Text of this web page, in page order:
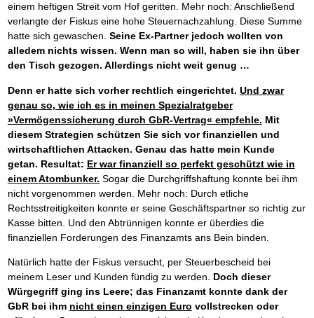
einem heftigen Streit vom Hof geritten. Mehr noch: Anschließend
verlangte der Fiskus eine hohe Steuernachzahlung. Diese Summe
hatte sich gewaschen. Seine Ex-Partner jedoch wollten von
alledem nichts wissen. Wenn man so will, haben sie ihn über
den Tisch gezogen. Allerdings nicht weit genug …
Denn er hatte sich vorher rechtlich eingerichtet. Und zwar
genau so, wie ich es in meinen Spezialratgeber
»Vermögenssicherung durch GbR-Vertrag« empfehle. Mit
diesem Strategien schützen Sie sich vor finanziellen und
wirtschaftlichen Attacken. Genau das hatte mein Kunde
getan. Resultat: Er war finanziell so perfekt geschützt wie in
einem Atombunker. Sogar die Durchgriffshaftung konnte bei ihm
nicht vorgenommen werden. Mehr noch: Durch etliche
Rechtsstreitigkeiten konnte er seine Geschäftspartner so richtig zur
Kasse bitten. Und den Abtrünnigen konnte er überdies die
finanziellen Forderungen des Finanzamts ans Bein binden.
Natürlich hatte der Fiskus versucht, per Steuerbescheid bei
meinem Leser und Kunden fündig zu werden. Doch dieser
Würgegriff ging ins Leere; das Finanzamt konnte dank der
GbR bei ihm nicht einen einzigen Euro vollstrecken oder